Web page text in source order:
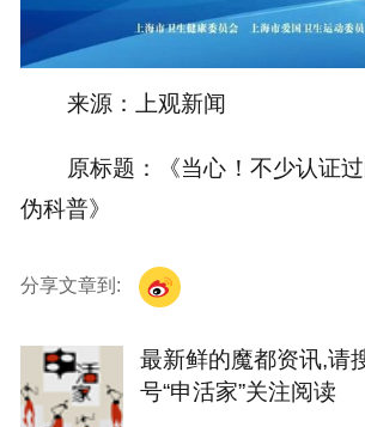
来源：上观新闻
原标题：《当心！不少认证
伪科普》
分享文章到:
最新鲜的魔都资讯,请
号“申活家”关注阅读